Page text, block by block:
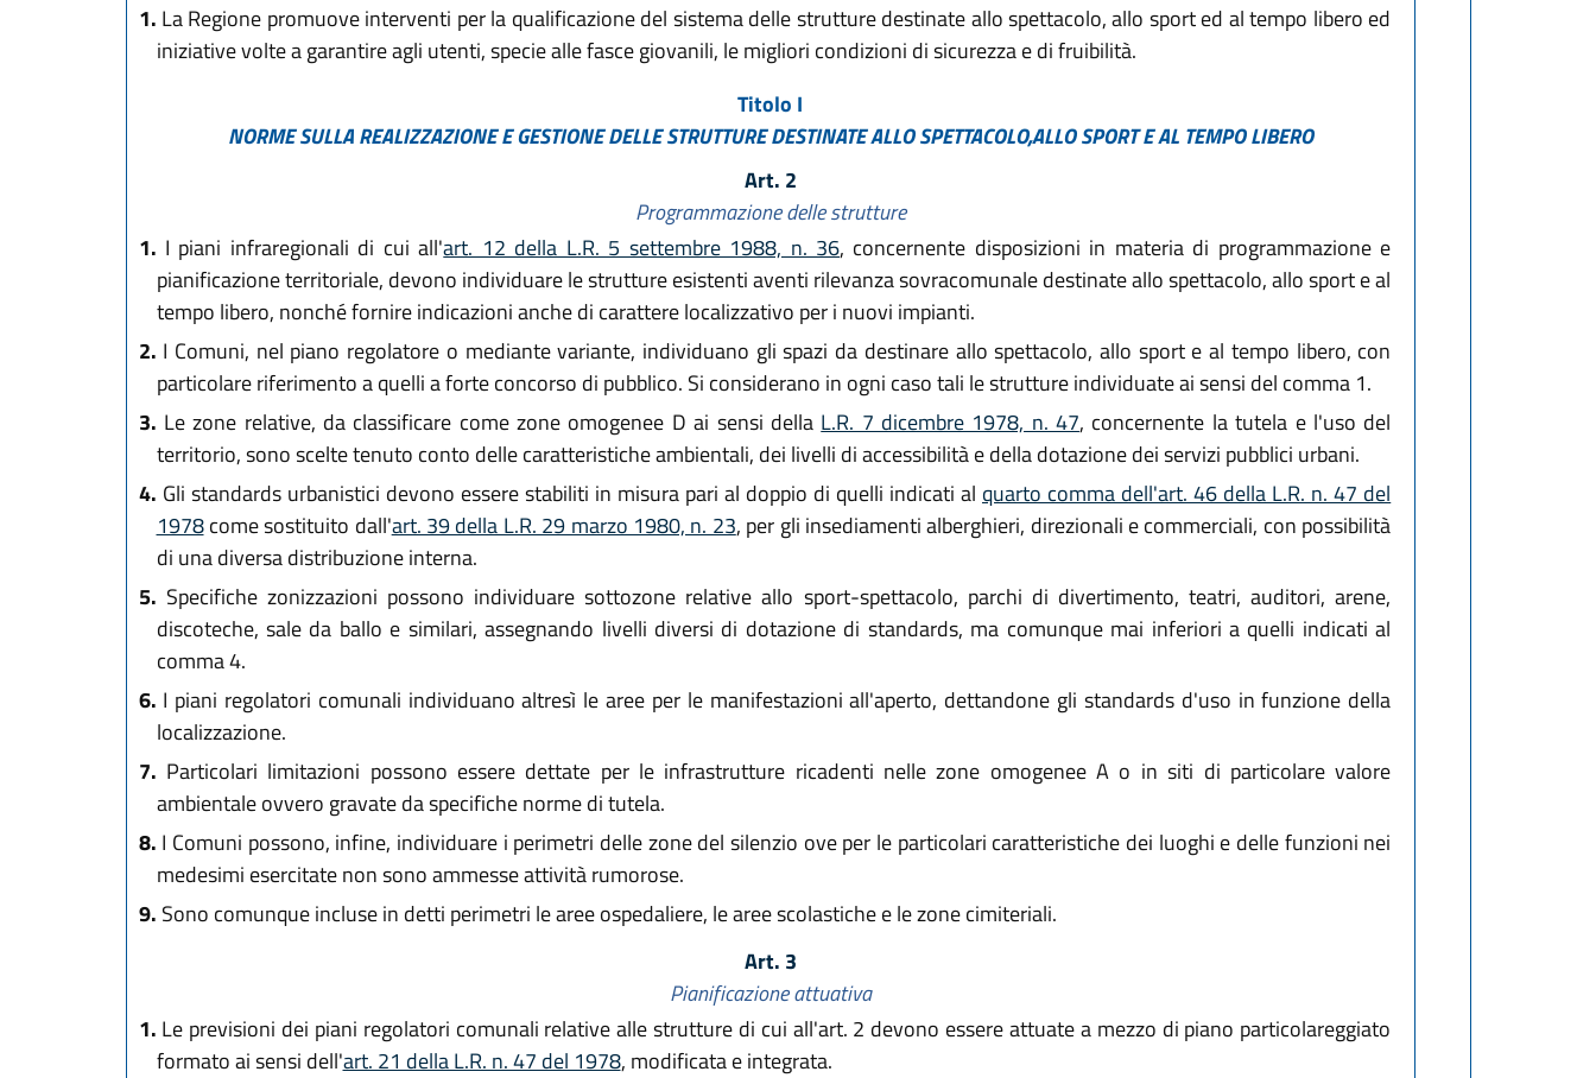
1. La Regione promuove interventi per la qualificazione del sistema delle strutture destinate allo spettacolo, allo sport ed al tempo libero ed
iniziative volte a garantire agli utenti, specie alle fasce giovanili, le migliori condizioni di sicurezza e di fruibilità.
Titolo I
NORME SULLA REALIZZAZIONE E GESTIONEDELLE STRUTTURE DESTINATE ALLO SPETTACOLO,ALLO SPORT E AL TEMPO LIBERO
Art. 2
Programmazione delle strutture
1. I piani infraregionali di cui all'art. 12 della L.R. 5 settembre 1988, n. 36, concernente disposizioni in materia di programmazione e
pianificazione territoriale, devono individuare le strutture esistenti aventi rilevanza sovracomunale destinate allo spettacolo, allo sport e al
tempo libero, nonché fornire indicazioni anche di carattere localizzativo per i nuovi impianti.
2. I Comuni, nel piano regolatore o mediante variante, individuano gli spazi da destinare allo spettacolo, allo sport e al tempo libero, con
particolare riferimento a quelli a forte concorso di pubblico. Si considerano in ogni caso tali le strutture individuate ai sensi del comma 1.
3. Le zone relative, da classificare come zone omogenee D ai sensi della L.R. 7 dicembre 1978, n. 47, concernente la tutela e l'uso del
territorio, sono scelte tenuto conto delle caratteristiche ambientali, dei livelli di accessibilità e della dotazione dei servizi pubblici urbani.
4. Gli standards urbanistici devono essere stabiliti in misura pari al doppio di quelli indicati al quarto comma dell'art. 46 della L.R. n. 47 del
1978come sostituito dall'art. 39 della L.R. 29 marzo 1980, n. 23, per gli insediamenti alberghieri, direzionali e commerciali, con possibilità
di una diversa distribuzione interna.
5. Specifiche zonizzazioni possono individuare sottozone relative allo sport-spettacolo, parchi di divertimento, teatri, auditori, arene,
discoteche, sale da ballo e similari, assegnando livelli diversi di dotazione di standards, ma comunque mai inferiori a quelli indicati al
comma 4.
6. I piani regolatori comunali individuano altresì le aree per le manifestazioni all'aperto, dettandone gli standards d'uso in funzione della
localizzazione.
7. Particolari limitazioni possono essere dettate per le infrastrutture ricadenti nelle zone omogenee A o in siti di particolare valore
ambientale ovvero gravate da specifiche norme di tutela.
8. I Comuni possono, infine, individuare i perimetri delle zone del silenzio ove per le particolari caratteristiche dei luoghi e delle funzioni nei
medesimi esercitate non sono ammesse attività rumorose.
9. Sono comunque incluse in detti perimetri le aree ospedaliere, le aree scolastiche e le zone cimiteriali.
Art. 3
Pianificazione attuativa
1. Le previsioni dei piani regolatori comunali relative alle strutture di cui all'art. 2 devono essere attuate a mezzo di piano particolareggiato
formato ai sensi dell'art. 21 della L.R. n. 47 del 1978, modificata e integrata.